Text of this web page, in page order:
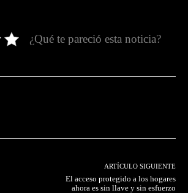
¿Qué te pareció esta noticia?
ARTÍCULO SIGUIENTE
El acceso protegido a los hogares
ahora es sin llave y sin esfuerzo